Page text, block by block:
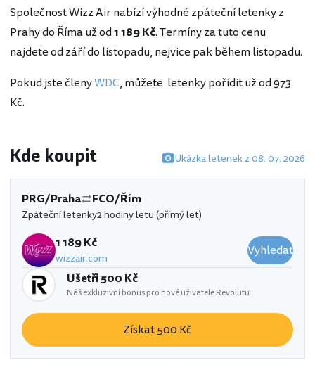
Společnost Wizz Air nabízí výhodné zpáteční letenky z
Prahy do Říma už od1 189 Kč. Termíny za tuto cenu
najdete od září do listopadu, nejvice pak během listopadu.
Pokud jste členyWDC, můžete letenky pořídit už od 973
Kč.
Kde koupit Ukázka letenek z 08. 07. 2026
PRG/Praha FCO/Řím
Zpáteční letenky2 hodiny letu (přímý let)
1 189 Kč
wizzair.com
Vyhledat
Ušetři 500 Kč
Náš exkluzivní bonus pro nové uživatele Revolutu
Získat 500 Kč